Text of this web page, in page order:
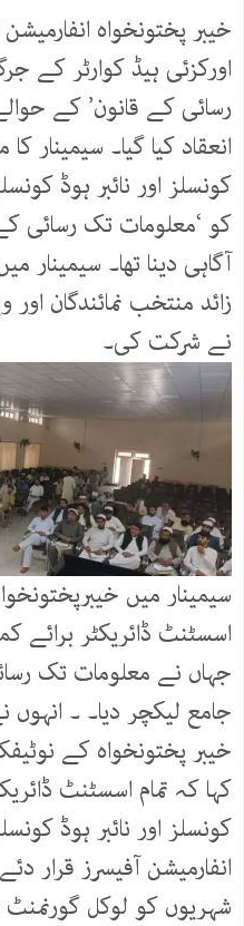
خیبر پختونخواہ
اورکزئی ہیڈ کوارٹر کے
رسائی کے قانون’ کے
انعقاد کیا گیا۔ سیمینار
کونسلز اور نائبر ہوڈ
کو ‘معلومات تک رسائی
زائد منتخب نمائندگان
نے شرکت کی۔
سیمینار میں
اسسٹنٹ ڈائریکٹر برائے
جہاں نے معلومات تک
جامع لیکچر دیا۔ ۔ انہوں
خیبر پختونخواہ کے
کہا کہ تمام اسسٹنٹ
کونسلز اور نائبر ہوڈ
انفارمیشن آفیسرز قرار
شہریوں کو لوکل